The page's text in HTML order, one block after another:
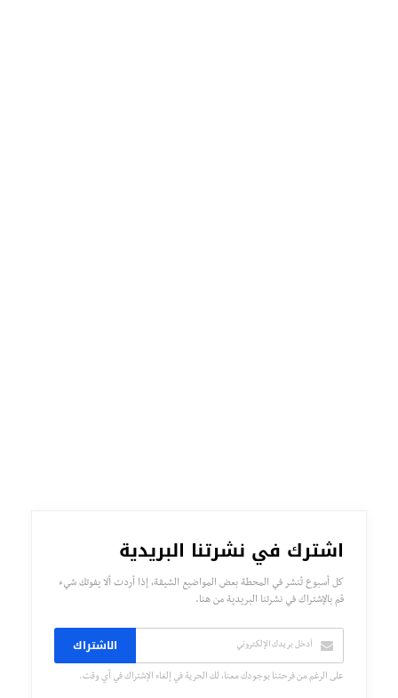
اشترك في نشرتنا البريدية
كل أسبوع تُنشر في المحطة بعض المواضيع الشيقة، إذا أردت ألا يفوتك شيء
قم بالإشتراك في نشرتنا البريدية من هنا.
الاشتراك
على الرغم من فرحتنا بوجودك معنا، لك الحرية في إلغاء الإشتراك في أي وقت.